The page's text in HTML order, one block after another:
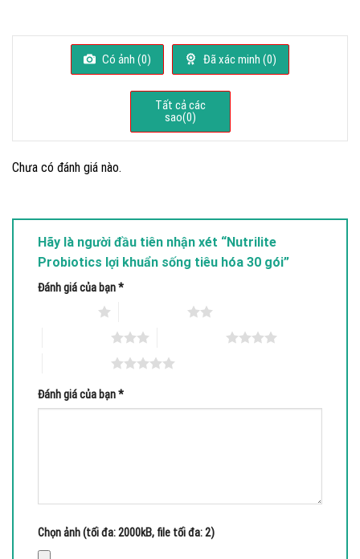
sao
1
Có ảnh (0) Đã xác minh (0)
Tất cả các
sao(0)
Chưa có đánh giá nào.
Hãy là người đầu tiên nhận xét “Nutrilite
Probiotics lợi khuẩn sống tiêu hóa 30 gói”
Đánh giá của bạn*
Đánh giá của bạn*
Chọn ảnh (tối đa: 2000kB, file tối đa: 2)